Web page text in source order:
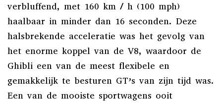
verbluffend, met 160 km / h (100 mph)
haalbaar in minder dan 16 seconden. Deze
halsbrekende acceleratie was het gevolg van
het enorme koppel van de V8, waardoor de
Ghibli een van de meest flexibele en
gemakkelijk te besturen GT’s van zijn tijd was.
Een van de mooiste sportwagens ooit